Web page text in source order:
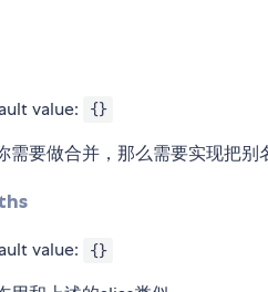
value: {}
需要做合并，那么需要实现把别
value: {}